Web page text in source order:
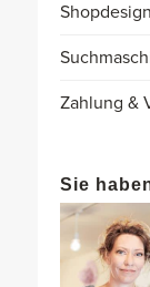
Shopdesign
Zahlung &
Sie